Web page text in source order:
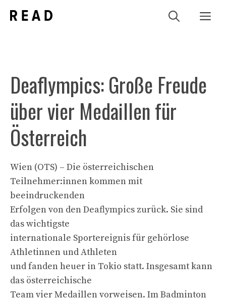
Inhalt
Deaflympics: Große Freude
über vier Medaillen für
Österreich
Wien (OTS) – Die österreichischen
Teilnehmer:innen kommen mit
beeindruckenden
Erfolgen von den Deaflympics zurück. Sie sind
das wichtigste
internationale Sportereignis für gehörlose
Athletinnen und Athleten
und fanden heuer in Tokio statt. Insgesamt kann
das österreichische
Team vier Medaillen vorweisen. Im Badminton